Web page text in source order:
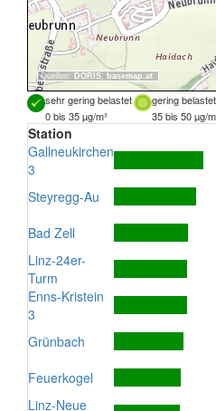
Quellen: DORIS, basemap.at
sehr gering belastet gering belastet
0 bis 35 µg/m³
35 bis 50 µg/
Station
Gallneukirchen
3
Steyregg-Au
Bad Zell
Linz-24er-
Turm
Enns-Kristein
3
Grünbach
Feuerkogel
Linz-Neue